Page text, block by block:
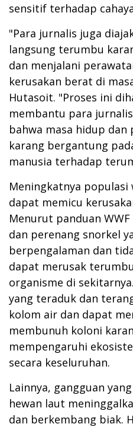
sensitif terhadap
"Para jurnalis juga
langsung terumbu
dan menjalani
kerusakan berat di
Hutasoit. "Proses ini
membantu para
bahwa masa hidup
karang bergantung
manusia terhadap
Meningkatnya
dapat memicu
Menurut panduan
dan perenang snorkel
berpengalaman dan
dapat merusak
organisme di
yang teraduk dan
kolom air dan dapat
membunuh koloni
mempengaruhi
secara keseluruhan.
Lainnya, gangguan
hewan laut
dan berkembang biak.